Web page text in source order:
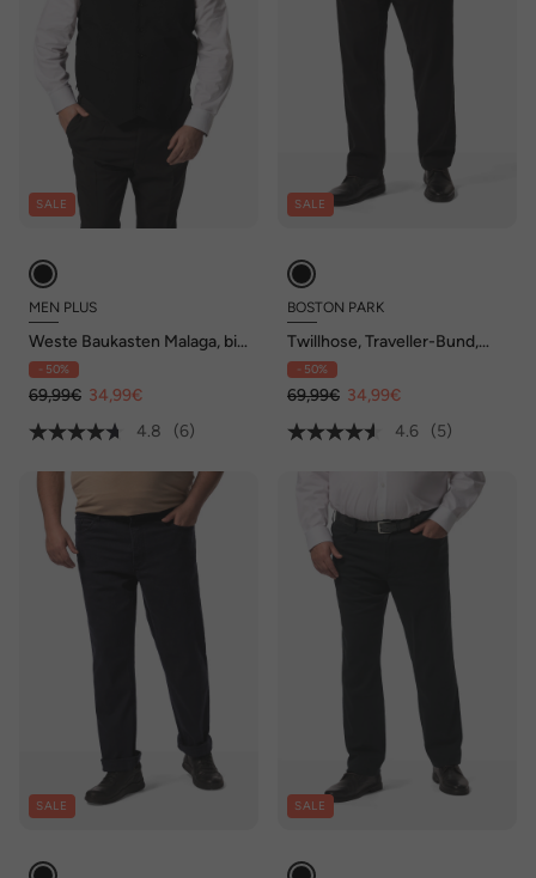
SALE
MEN PLUS
Weste Baukasten Malaga, bis
74/35
- 50%
69,99€ 34,99€
4.8
(6)
SALE
BOSTON PARK
Twillhose, Traveller-Bund,
FlatFront, Regular Fit, bis 72
- 50%
69,99€ 34,99€
4.6
(5)
SALE SALE